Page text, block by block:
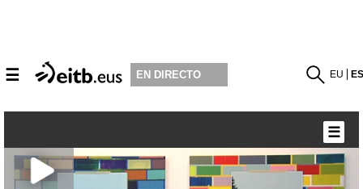
☰ EN DIRECTO EU
☰